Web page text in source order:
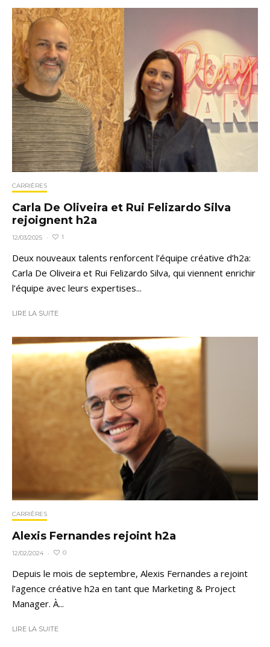
CARRIÈRES
Carla De Oliveira et Rui Felizardo Silva
rejoignent h2a
12/03/2025 · 1
Deux nouveaux talents renforcent l’équipe créative d’h2a:
Carla De Oliveira et Rui Felizardo Silva, qui viennent enrichir
l’équipe avec leurs expertises...
LIRE LA SUITE
CARRIÈRES
Alexis Fernandes rejoint h2a
12/02/2024 · 0
Depuis le mois de septembre, Alexis Fernandes a rejoint
l’agence créative h2a en tant que Marketing & Project
Manager. À...
LIRE LA SUITE